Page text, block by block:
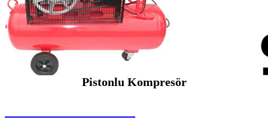
Pistonlu Kompresör